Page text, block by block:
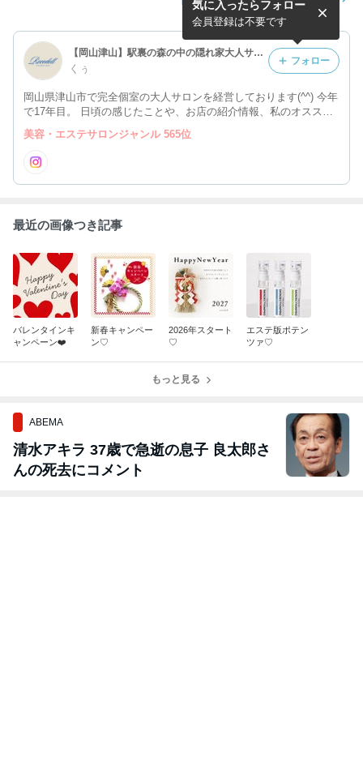
【岡山津山】駅裏の森の中の隠れ家大人サロン
くぅ
岡山県津山市で完全個室の大人サロンを経営しております(^^) 今年
で17年目。 日頃の感じたことや、お店の紹介情報、私のオススメ
などを気ままに書いています☆ よかったら遊びに来てください(・
∀・)
気に入ったらフォロー
会員登録は不要です
フォロー
美容・エステサロンジャンル 565位
最近の画像つき記事
バレンタインキ
ャンペーン❤️
新春キャンペー
ン♡
2026年スタート
♡
エステ版ポテン
ツァ♡
もっと見る
ABEMA
清水アキラ 37歳で急逝の息子 良太郎さ
んの死去にコメント